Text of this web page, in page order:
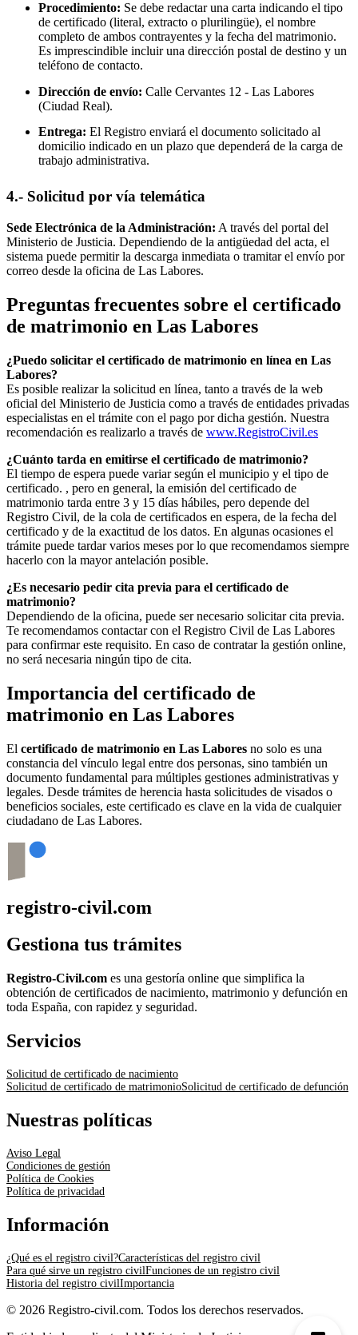
Procedimiento: Se debe redactar una carta indicando el tipo
de certificado (literal, extracto o plurilingüe), el nombre
completo de ambos contrayentes y la fecha del matrimonio.
Es imprescindible incluir una dirección postal de destino y un
teléfono de contacto.
Dirección de envío: Calle Cervantes 12 - Las Labores
(Ciudad Real).
Entrega: El Registro enviará el documento solicitado al
domicilio indicado en un plazo que dependerá de la carga de
trabajo administrativa.
4.- Solicitud por vía telemática
Sede Electrónica de la Administración: A través del portal del
Ministerio de Justicia. Dependiendo de la antigüedad del acta, el
sistema puede permitir la descarga inmediata o tramitar el envío por
correo desde la oficina de Las Labores.
Preguntas frecuentes sobre el certificado
de matrimonio en Las Labores
¿Puedo solicitar el certificado de matrimonio en línea en Las
Labores?
Es posible realizar la solicitud en línea, tanto a través de la web
oficial del Ministerio de Justicia como a través de entidades privadas
especialistas en el trámite con el pago por dicha gestión. Nuestra
recomendación es realizarlo a través de www.RegistroCivil.es
¿Cuánto tarda en emitirse el certificado de matrimonio?
El tiempo de espera puede variar según el municipio y el tipo de
certificado. , pero en general, la emisión del certificado de
matrimonio tarda entre 3 y 15 días hábiles, pero depende del
Registro Civil, de la cola de certificados en espera, de la fecha del
certificado y de la exactitud de los datos. En algunas ocasiones el
trámite puede tardar varios meses por lo que recomendamos siempre
hacerlo con la mayor antelación posible.
¿Es necesario pedir cita previa para el certificado de
matrimonio?
Dependiendo de la oficina, puede ser necesario solicitar cita previa.
Te recomendamos contactar con el Registro Civil de Las Labores
para confirmar este requisito. En caso de contratar la gestión online,
no será necesaria ningún tipo de cita.
Importancia del certificado de
matrimonio en Las Labores
El certificado de matrimonio en Las Labores no solo es una
constancia del vínculo legal entre dos personas, sino también un
documento fundamental para múltiples gestiones administrativas y
legales. Desde trámites de herencia hasta solicitudes de visados o
beneficios sociales, este certificado es clave en la vida de cualquier
ciudadano de Las Labores.
registro-civil.com
Gestiona tus trámites
Registro-Civil.com es una gestoría online que simplifica la
obtención de certificados de nacimiento, matrimonio y defunción en
toda España, con rapidez y seguridad.
Servicios
Solicitud de certificado de nacimiento
Solicitud de certificado de matrimonioSolicitud de certificado de defunción
Nuestras políticas
Aviso Legal
Condiciones de gestión
Política de Cookies
Política de privacidad
Información
¿Qué es el registro civil?Características del registro civil
Para qué sirve un registro civilFunciones de un registro civil
Historia del registro civilImportancia
© 2026 Registro-civil.com. Todos los derechos reservados.